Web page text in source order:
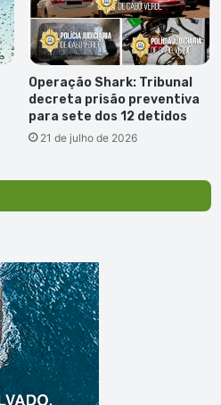
Operação Shark: Tribunal
decreta prisão preventiva
para sete dos 12 detidos
21 de julho de 2026